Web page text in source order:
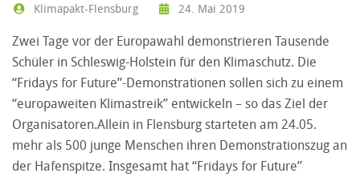
Klimapakt-Flensburg 24. Mai 2019
Zwei Tage vor der Europawahl demonstrieren Tausende
Schüler in Schleswig-Holstein für den Klimaschutz. Die
“Fridays for Future”-Demonstrationen sollen sich zu einem
“europaweiten Klimastreik” entwickeln – so das Ziel der
Organisatoren.Allein in Flensburg starteten am 24.05.
mehr als 500 junge Menschen ihren Demonstrationszug an
der Hafenspitze. Insgesamt hat “Fridays for Future”